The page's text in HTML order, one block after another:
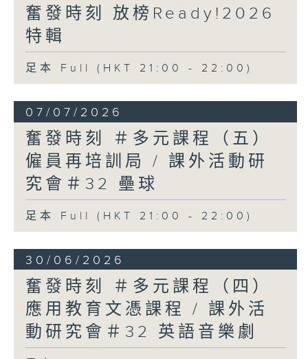
奮發時刻 放榜Ready!2026
特輯
足本 Full (HKT 21:00 - 22:00)
07/07/2026
奮發時刻 ＃多元課程（五）
僱員再培訓局 / 課外活動研
究會＃32 壘球
足本 Full (HKT 21:00 - 22:00)
30/06/2026
奮發時刻 ＃多元課程（四）
應用教育文憑課程 / 課外活
動研究會＃32 英語音樂劇